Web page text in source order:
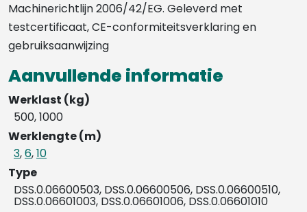
Machinerichtlijn 2006/42/EG. Geleverd met
testcertificaat, CE-conformiteitsverklaring en
gebruiksaanwijzing
Aanvullende informatie
Werklast (kg)
500, 1000
Werklengte (m)
3,6,10
Type
DSS.0.06600503, DSS.0.06600506, DSS.0.06600510,
DSS.0.06601003, DSS.0.06601006, DSS.0.06601010